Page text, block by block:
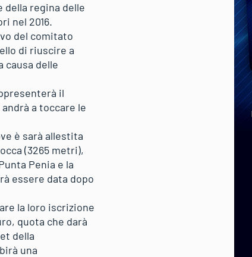
regina delle
nel 2016.
del comitato
di riuscire a
causa delle
il
a toccare le
è sarà allestita
(3265 metri),
Penia e la
essere data dopo
la loro iscrizione
quota che darà
della
una